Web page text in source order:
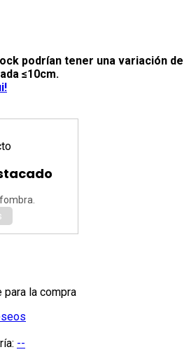
podrían tener una variación de
≤10cm.
la compra
--